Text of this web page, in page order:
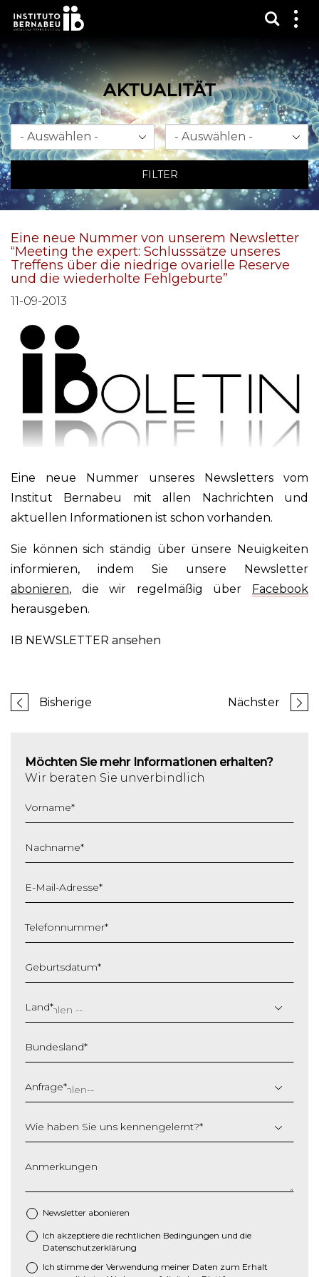
AKTUALITÄT
Monat Jahr
FILTER
Eine neue Nummer von unserem Newsletter
“Meeting the expert: Schlusssätze unseres
Treffens über die niedrige ovarielle Reserve
und die wiederholte Fehlgeburte”
11-09-2013
Eine neue Nummer unseres Newsletters vom
Institut Bernabeu mit allen Nachrichten und
aktuellen Informationen ist schon vorhanden.
Sie können sich ständig über ünsere Neuigkeiten
informieren, indem Sie unsere Newsletter
abonieren, die wir regelmäßig über
Facebook
herausgeben.
IB NEWSLETTER ansehen
Bisherige Nächster
Möchten Sie mehr Informationen erhalten?
Wir beraten Sie unverbindlich
Vorname*
Nachname*
E-Mail-Adresse*
Telefonnummer*
Geburtsdatum*
T
S
h
ä
g
t
r
i
h
M
S
h
Land*
Bundesland*
Anfrage*
Wie haben Sie uns kennengelernt?*
Anmerkungen
Newsletter abonieren
* Ich akzeptiere die rechtlichen Bedingungen und die
Datenschutzerklärung
Ich stimme der Verwendung meiner Daten zum Erhalt